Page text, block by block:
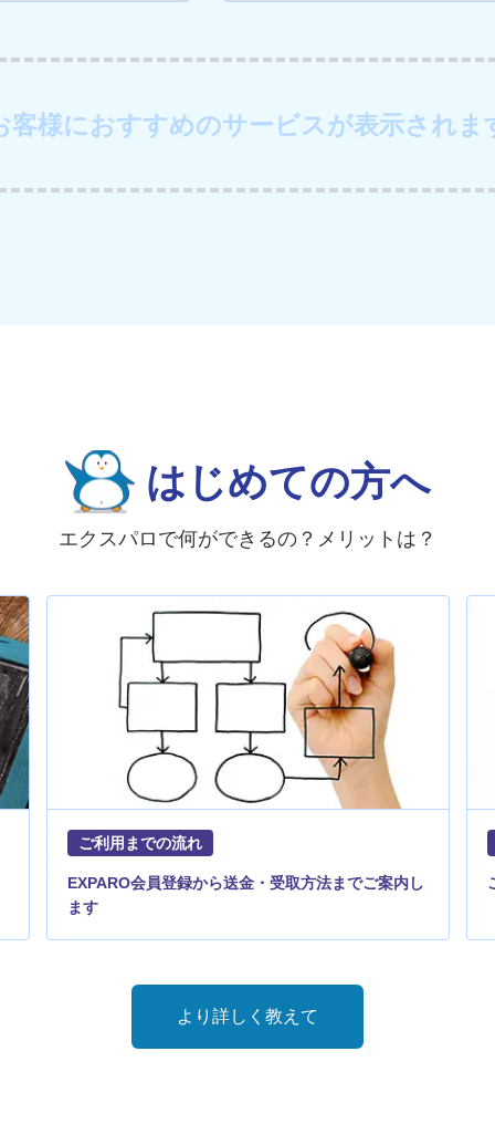
客様におすすめのサービスが表示されま
はじめての方へ
エクスパロで何ができるの？メリットは？
ご利用までの流れ
EXPARO会員登録から送金・受取方法までご案内し
ます
より詳しく教えて